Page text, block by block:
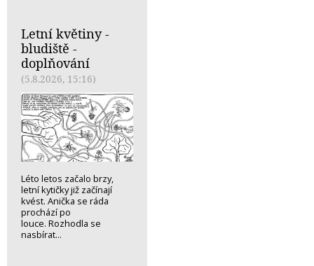
Letní květiny -
bludiště -
doplňování
(5.8.2026, 15:16)
Léto letos začalo brzy,
letní kytičky již začínají
kvést. Anička se ráda
prochází po
louce. Rozhodla se
nasbírat...